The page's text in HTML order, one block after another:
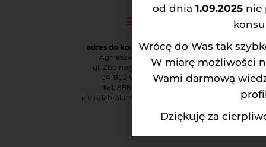
adres do korespondencji:
Agnieszka Rodatus
ul. Zbójnogórska 1 m. 3
04-802 Warszawa
tel.888-873-730
nie odebrałam? – oddzwonię!
od dnia 1.09.2025 nie
Wrócę do Was tak
W miarę możliwości
Wami darmową
Dziękuję za